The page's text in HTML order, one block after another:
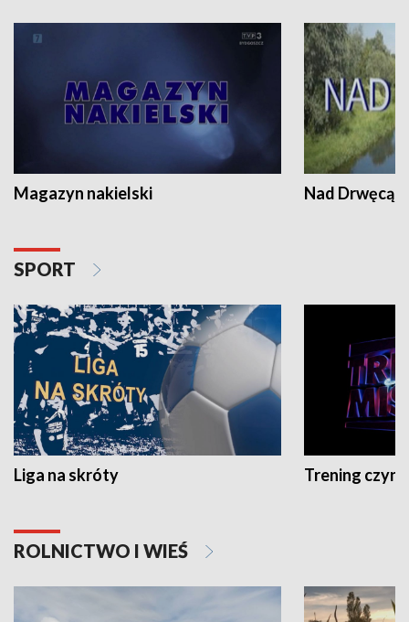
Magazyn nakielski Nad Drwęcą
SPORT
Liga na skróty Trening czyni
ROLNICTWO I WIEŚ